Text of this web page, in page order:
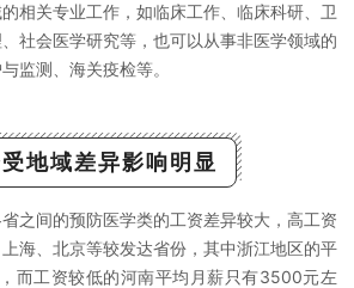
相关专业工作，如临床工作、临床科研、卫
社会医学研究等，也可以从事非医学领域的
监测、海关疫检等。
地域差异影响明显
之间的预防医学类的工资差异较大，高工资
海、北京等较发达省份，其中浙江地区的平
而工资较低的河南平均月薪只有3500元左